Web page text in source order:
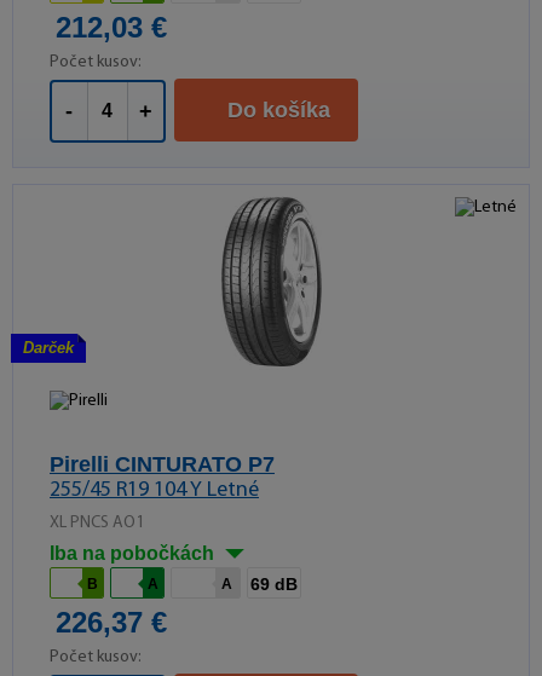
212,03 €
Počet kusov:
- + Do košíka
Darček
Pirelli CINTURATO P7
255/45 R19 104 Y Letné
XL PNCS AO1
Iba na pobočkách
B A A 69 dB
226,37 €
Počet kusov: